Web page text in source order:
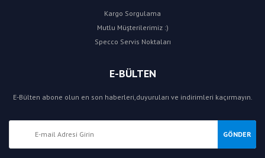
Kargo Sorgulama
Mutlu Müşterilerimiz :)
Specco Servis Noktaları
E-BÜLTEN
E-Bülten abone olun en son haberleri,duyuruları ve indirimleri kaçırmayın.
GÖNDER